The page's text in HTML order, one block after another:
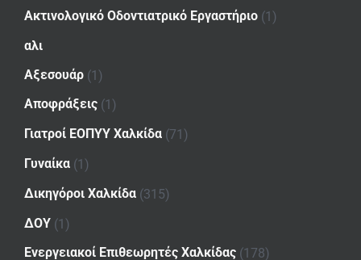
Ακτινολογικό Οδοντιατρικό Εργαστήριο (1)
αλι
Αξεσουάρ (1)
Αποφράξεις (1)
Γιατροί ΕΟΠΥΥ Χαλκίδα (71)
Γυναίκα (1)
Δικηγόροι Χαλκίδα (315)
ΔΟΥ (1)
Ενεργειακοί Επιθεωρητές Χαλκίδας (178)